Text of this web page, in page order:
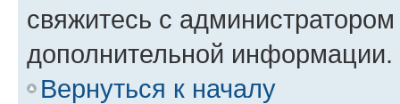
свяжитесь с
дополнительной информации.
Вернуться к началу